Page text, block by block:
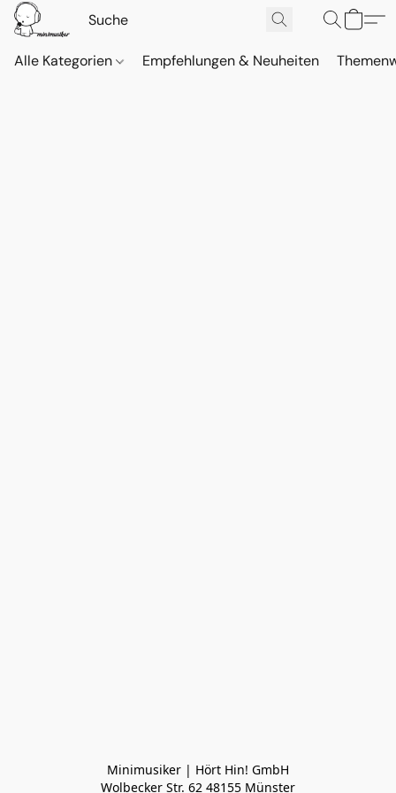
Alle Kategorien Empfehlungen & Neuheiten
Minimusiker | Hört Hin! GmbH
Wolbecker Str. 62 48155 Münster